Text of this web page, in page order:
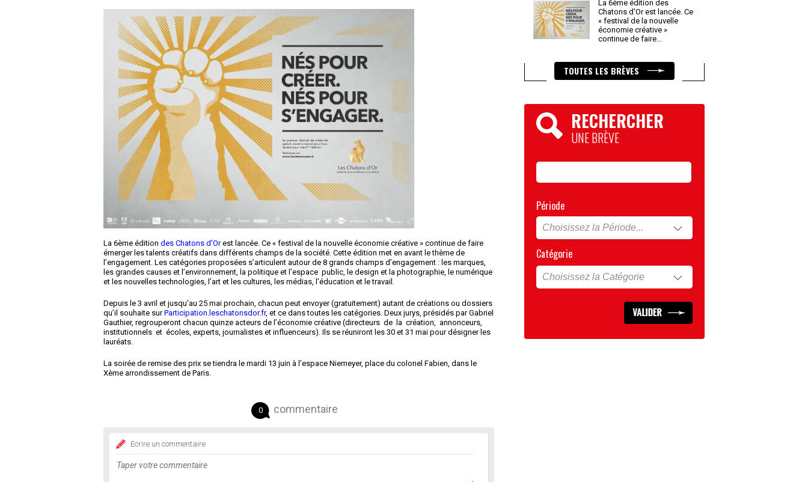
La 6ème édition des Chatons d'Orest lancée. Ce « festival de la nouvelle économie créative » continue de faire
émerger les talents créatifs dans différents champs de la société. Cette édition met en avant le thème de
l’engagement. Les catégories proposées s’articulent autour de 8 grands champs d’engagement : les marques,
les grandes causes et l’environnement, la politique et l’espace public, le design et la photographie, le numérique
et les nouvelles technologies, l’art et les cultures, les médias, l’éducation et le travail.
Depuis le 3 avril et jusqu’au 25 mai prochain, chacun peut envoyer (gratuitement) autant de créations ou dossiers
qu’il souhaite surParticipation.leschatonsdor.fr, et ce dans toutes les catégories. Deux jurys, présidés par Gabriel
Gauthier, regrouperont chacun quinze acteurs de l’économie créative (directeurs de la création, annonceurs,
institutionnels et écoles, experts, journalistes et influenceurs). Ils se réuniront les 30 et 31 mai pour désigner les
lauréats.
La soirée de remise des prix se tiendra le mardi 13 juin à l’espace Niemeyer, place du colonel Fabien, dans le
Xème arrondissement de Paris.
0 commentaire
Ecrire un commentaire
La 6ème édition des
Chatons d'Or est lancée. Ce
« festival de la nouvelle
économie créative »
continue de faire...
TOUTES LES BRÈVES
RECHERCHER
UNE BRÈVE
Période
Catégorie